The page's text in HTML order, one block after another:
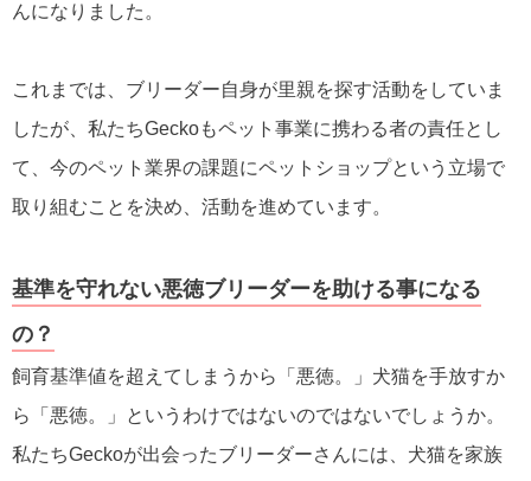
んになりました。
これまでは、ブリーダー自身が里親を探す活動をしていま
したが、私たちGeckoもペット事業に携わる者の責任とし
て、今のペット業界の課題にペットショップという立場で
取り組むことを決め、活動を進めています。
基準を守れない悪徳ブリーダーを助ける事になる
の？
飼育基準値を超えてしまうから「悪徳。」犬猫を手放すか
ら「悪徳。」というわけではないのではないでしょうか。
私たちGeckoが出会ったブリーダーさんには、犬猫を家族